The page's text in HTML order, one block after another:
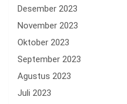
Desember 2023
November 2023
Oktober 2023
September 2023
Agustus 2023
Juli 2023